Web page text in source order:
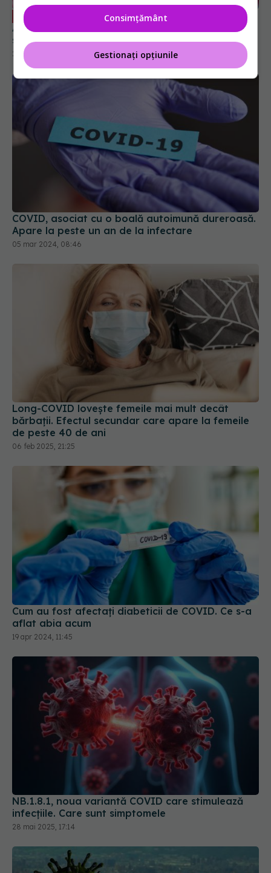
EXCLUSIV
Aysel Florescu: Vom avea de două ori pe an. În
sezonul rece, concomitent cu gripa
29 aug 2024, 19:13
COVID, asociat cu o boală autoimună dureroasă.
Apare la peste un an de la infectare
05 mar 2024, 08:46
Long-COVID lovește femeile mai mult decât
bărbații. Efectul secundar care apare la femeile
de peste 40 de ani
06 feb 2025, 21:25
Cum au fost afectați diabeticii de COVID. Ce s-a
aflat abia acum
19 apr 2024, 11:45
NB.1.8.1, noua variantă COVID care stimulează
infecțiile. Care sunt simptomele
28 mai 2025, 17:14
Consimțământ
Gestionați opțiunile